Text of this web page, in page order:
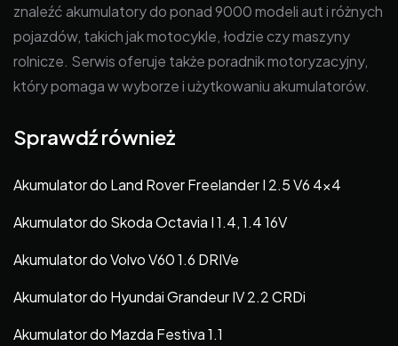
znaleźć akumulatory do ponad 9000 modeli aut i różnych
pojazdów, takich jak motocykle, łodzie czy maszyny
rolnicze. Serwis oferuje także poradnik motoryzacyjny,
który pomaga w wyborze i użytkowaniu akumulatorów.
Sprawdź również
Akumulator do Land Rover Freelander I 2.5 V6 4×4
Akumulator do Skoda Octavia I 1.4, 1.4 16V
Akumulator do Volvo V60 1.6 DRIVe
Akumulator do Hyundai Grandeur IV 2.2 CRDi
Akumulator do Mazda Festiva 1.1